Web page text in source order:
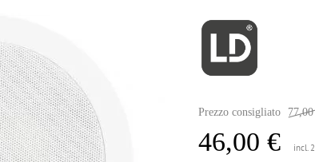
Prezzo consigliato
46,00 € incl.